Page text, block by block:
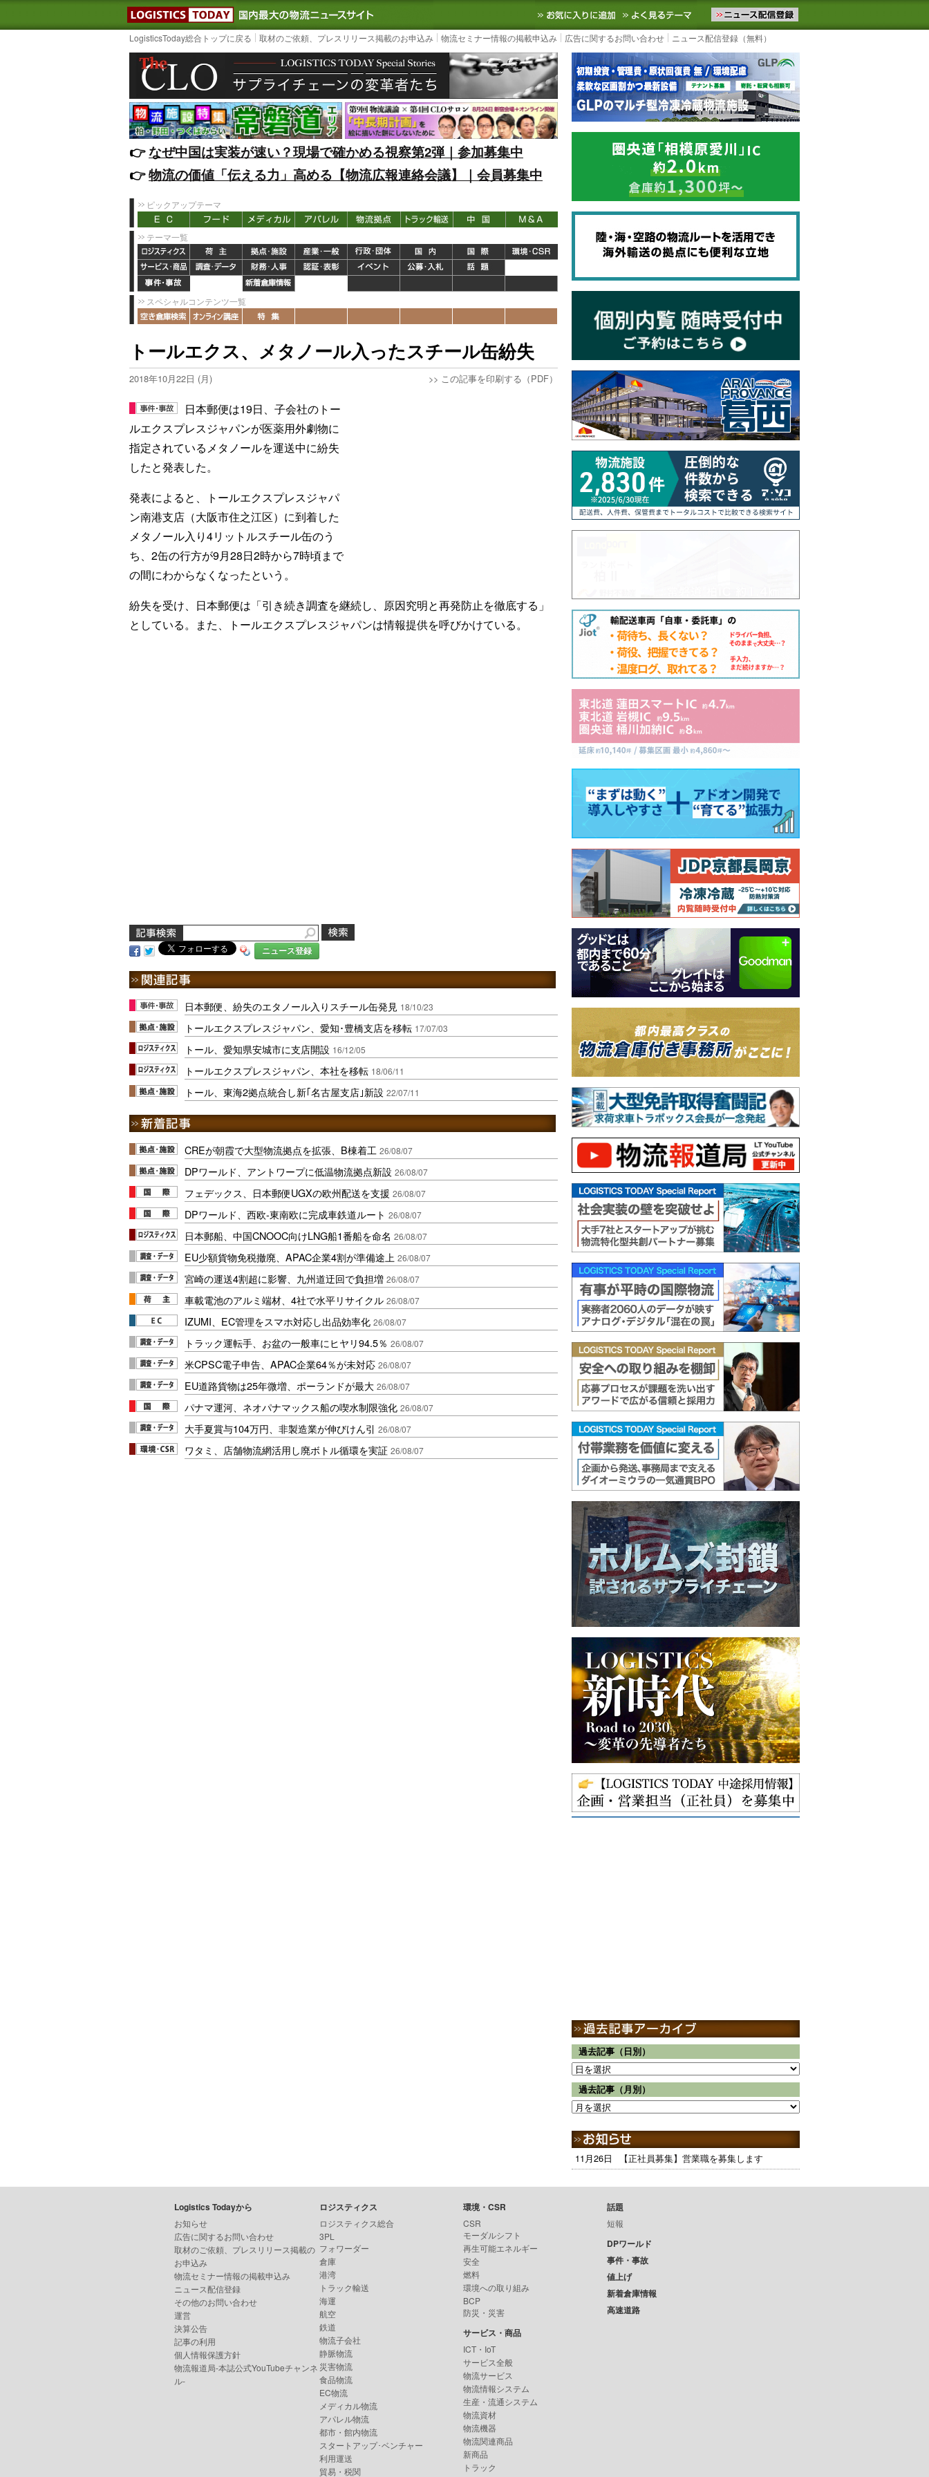
LOGISTICS TODAY｜国内最大の物流ニュースサイト3PL, SCMなど国内外の最新の物流ニュースをお届けします。物流ニュースメール配信を登録す
お気に入りに追加 よく見るテーマ
LogisticsToday総合トップに戻る 取材のご依頼、プレスリリース掲載のお申込み 物流セミナー情報の掲載申込み 広告に関するお問い合わせ ニュース配信登録（無料）
👉️なぜ中国は実装が速い？現場で確かめる視察第2弾｜参加募集中
👉️物流の価値「伝える力」高める【物流広報連絡会議】｜会員募集中
ピックアップテーマ
テーマ一覧
スペシャルコンテンツ一覧
トールエクス、メタノール入ったスチール缶紛失
2018年10月22日 (月) >> この記事を印刷する（PDF）
日本郵便は19日、子会社のトー
ルエクスプレスジャパンが医薬用外劇物に
指定されているメタノールを運送中に紛失
したと発表した。
発表によると、トールエクスプレスジャパ
ン南港支店（大阪市住之江区）に到着した
メタノール入り4リットルスチール缶のう
ち、2缶の行方が9月28日2時から7時頃まで
の間にわからなくなったという。
紛失を受け、日本郵便は「引き続き調査を継続し、原因究明と再発防止を徹底する」
としている。また、トールエクスプレスジャパンは情報提供を呼びかけている。
ニュース登録
日本郵便、紛失のエタノール入りスチール缶発見 18/10/23
トールエクスプレスジャパン、愛知･豊橋支店を移転 17/07/03
トール、愛知県安城市に支店開設 16/12/05
トールエクスプレスジャパン、本社を移転 18/06/11
トール、東海2拠点統合し新｢名古屋支店｣新設 22/07/11
CREが朝霞で大型物流拠点を拡張、B棟着工 26/08/07
DPワールド、アントワープに低温物流拠点新設 26/08/07
フェデックス、日本郵便UGXの欧州配送を支援 26/08/07
DPワールド、西欧-東南欧に完成車鉄道ルート 26/08/07
日本郵船、中国CNOOC向けLNG船1番船を命名 26/08/07
EU少額貨物免税撤廃、APAC企業4割が準備途上 26/08/07
宮崎の運送4割超に影響、九州道迂回で負担増 26/08/07
車載電池のアルミ端材、4社で水平リサイクル 26/08/07
IZUMI、EC管理をスマホ対応し出品効率化 26/08/07
トラック運転手、お盆の一般車にヒヤリ94.5％ 26/08/07
米CPSC電子申告、APAC企業64％が未対応 26/08/07
EU道路貨物は25年微増、ポーランドが最大 26/08/07
パナマ運河、ネオパナマックス船の喫水制限強化 26/08/07
大手夏賞与104万円、非製造業が伸びけん引 26/08/07
ワタミ、店舗物流網活用し廃ボトル循環を実証 26/08/07
過去記事（日別）
過去記事（月別）
11月26日 【正社員募集】営業職を募集します
Logistics Todayから
お知らせ
広告に関するお問い合わせ
取材のご依頼、プレスリリース掲載の
お申込み
物流セミナー情報の掲載申込み
ニュース配信登録
その他のお問い合わせ
運営
決算公告
記事の利用
個人情報保護方針
物流報道局-本誌公式YouTubeチャンネ
ル-
ロジスティクス
ロジスティクス総合
3PL
フォワーダー
倉庫
港湾
トラック輸送
海運
航空
鉄道
物流子会社
静脈物流
災害物流
食品物流
EC物流
メディカル物流
アパレル物流
都市・館内物流
スタートアップ･ベンチャー
利用運送
貿易・税関
環境・CSR
CSR
モーダルシフト
再生可能エネルギー
安全
燃料
環境への取り組み
BCP
防災・災害
サービス・商品
ICT・IoT
サービス全般
物流サービス
物流情報システム
生産・流通システム
物流資材
物流機器
物流関連商品
新商品
トラック
話題
短報
DPワールド
事件・事故
値上げ
新着倉庫情報
高速道路